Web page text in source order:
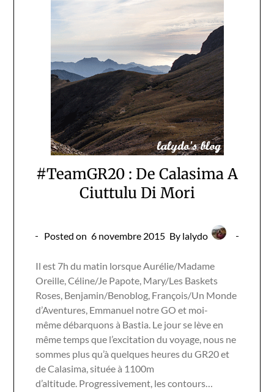
#TeamGR20 : De Calasima A
Ciuttulu Di Mori
Posted on 6 novembre 2015 By lalydo
Il est 7h du matin lorsque Aurélie/Madame
Oreille, Céline/Je Papote, Mary/Les Baskets
Roses, Benjamin/Benoblog, François/Un Monde
d’Aventures, Emmanuel notre GO et moi-
même débarquons à Bastia. Le jour se lève en
même temps que l’excitation du voyage, nous ne
sommes plus qu’à quelques heures du GR20 et
de Calasima, située à 1100m
d’altitude. Progressivement, les contours…